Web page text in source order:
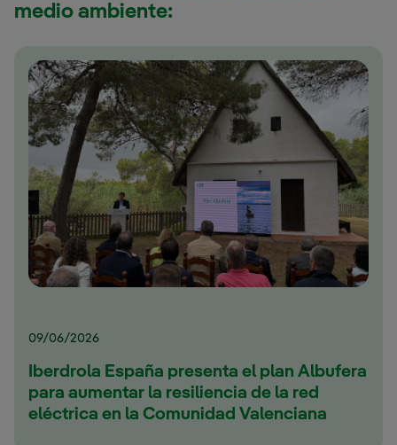
medio ambiente:
09/06/2026
Iberdrola España presenta el plan Albufera
para aumentar la resiliencia de la red
eléctrica en la Comunidad Valenciana